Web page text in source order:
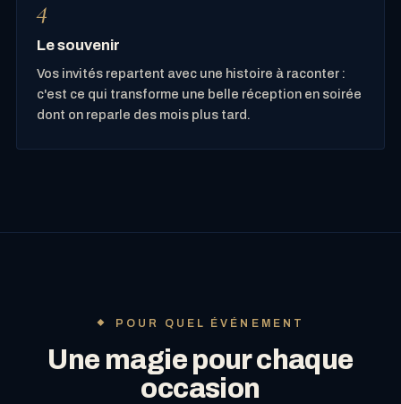
Le souvenir
Vos invités repartent avec une histoire à raconter :
c'est ce qui transforme une belle réception en soirée
dont on reparle des mois plus tard.
POUR QUEL ÉVÉNEMENT
Une magie pour chaque
occasion